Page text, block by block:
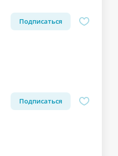
Подписаться
Подписаться